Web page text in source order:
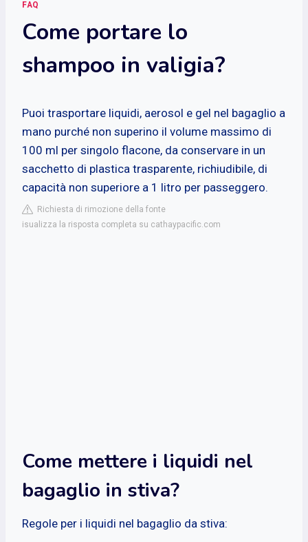
FAQ
Come portare lo
shampoo in valigia?
Puoi trasportare liquidi, aerosol e gel nel bagaglio a
mano purché non superino il volume massimo di
100 ml per singolo flacone, da conservare in un
sacchetto di plastica trasparente, richiudibile, di
capacità non superiore a 1 litro per passeggero.
Richiesta di rimozione della fonte
isualizza la risposta completa su cathaypacific.com
Come mettere i liquidi nel
bagaglio in stiva?
Regole per i liquidi nel bagaglio da stiva: